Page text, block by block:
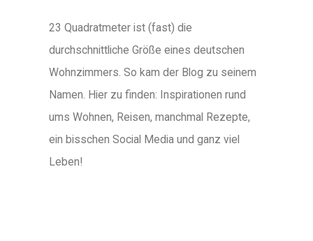
23 Quadratmeter ist (fast) die
durchschnittliche Größe eines deutschen
Wohnzimmers. So kam der Blog zu seinem
Namen. Hier zu finden: Inspirationen rund
ums Wohnen, Reisen, manchmal Rezepte,
ein bisschen Social Media und ganz viel
Leben!